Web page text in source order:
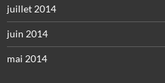
juillet 2014
juin 2014
mai 2014